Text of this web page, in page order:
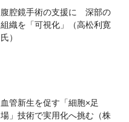
腹腔鏡手術の支援に 深部の
組織を「可視化」（高松利寛
氏）
血管新生を促す「細胞×足
場」技術で実用化へ挑む（株